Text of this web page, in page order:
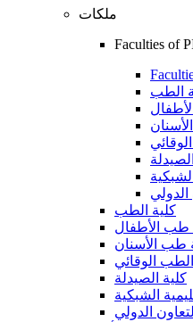
ملكات
Faculties of
الطب
كلية الطب
طب الأطفال
طب الأسنان
الوقائي
كلية الصيدلة
الشبكية
الدولي